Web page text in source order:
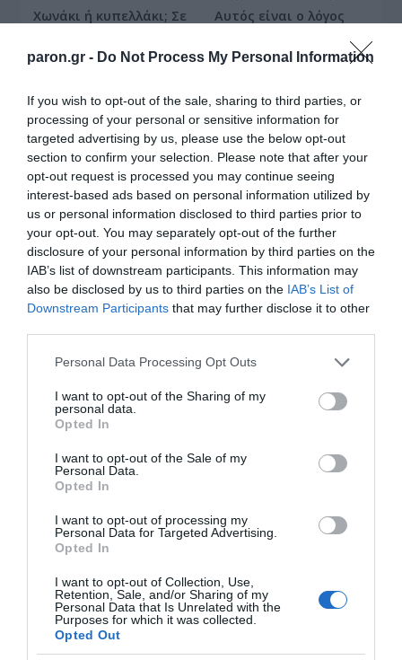
paron.gr - Do Not Process My Personal Information
If you wish to opt-out of the sale, sharing to third parties, or
processing of your personal or sensitive information for
targeted advertising by us, please use the below opt-out
section to confirm your selection. Please note that after your
opt-out request is processed you may continue seeing
interest-based ads based on personal information utilized by
us or personal information disclosed to third parties prior to
your opt-out. You may separately opt-out of the further
disclosure of your personal information by third parties on the
IAB’s list of downstream participants. This information may
also be disclosed by us to third parties on the IAB’s List of
Downstream Participants that may further disclose it to other
Please note that this website/app uses one or more Google
not limited to your visit or usage behaviour. You may click to
grant or deny consent to Google and its third-party tags to
use your data for below specified purposes in below Google
consent section.
Personal Data Processing Opt Outs
I want to opt-out of the Sharing of my
personal data.
Opted In
I want to opt-out of the Sale of my
Personal Data.
Opted In
I want to opt-out of processing my
Personal Data for Targeted Advertising.
Opted In
I want to opt-out of Collection, Use,
Retention, Sale, and/or Sharing of my
Personal Data that Is Unrelated with the
Purposes for which it was collected.
Opted Out
Χωνάκι ή κυπελλάκι; Σε
παγωτατζίδικα της
Αθήνας η απάντηση
Αυτός είναι ο λόγος
αντικαθιστούν το
μαύρο μολύβι με καφέ
Αυτά είναι τα 4 prints στα μαγιό που θα βλέπεις
σε κάθε παραλία φέτος!
Πεινάς και εσύ μετά το
στην Αθήνα που
σώζουν τις βραδινές
σου λιγούρες
Πώς να ξεφλουδίζεις
εύκολα το σκόρδο – Το
ως πρώτο καλεσμένο στο νέο vidcast τον Παύλο
Μαρινάκη